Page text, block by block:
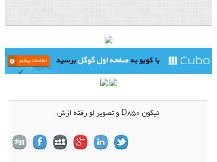
نیکون D850 و تصویر لو رفته ازش